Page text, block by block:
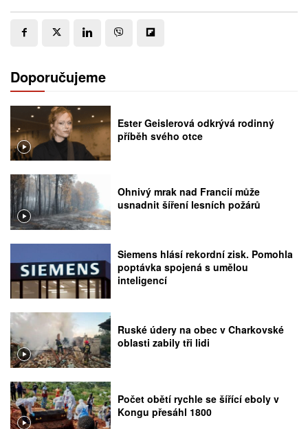
Doporučujeme
Ester Geislerová odkrývá rodinný
příběh svého otce
Ohnivý mrak nad Francií může
usnadnit šíření lesních požárů
Siemens hlásí rekordní zisk. Pomohla
poptávka spojená s umělou
inteligencí
Ruské údery na obec v Charkovské
oblasti zabily tři lidi
Počet obětí rychle se šířící eboly v
Kongu přesáhl 1800